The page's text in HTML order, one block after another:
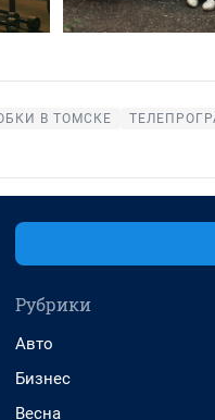
В ТОМСКЕ
Рубрики
Авто
Бизнес
Весна